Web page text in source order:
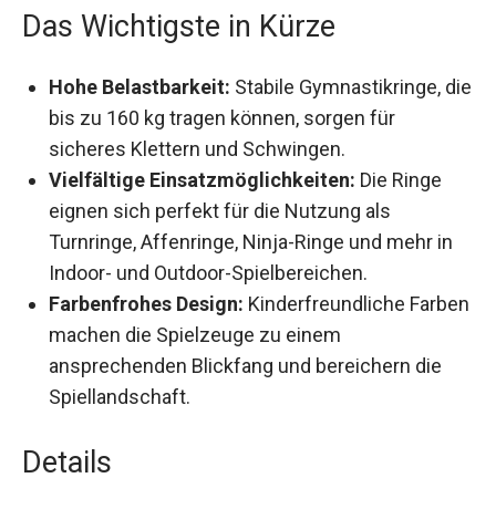
Das Wichtigste in Kürze
Hohe Belastbarkeit: Stabile Gymnastikringe,
die bis zu 160 kg tragen können, sorgen für
sicheres Klettern und Schwingen.
Vielfältige Einsatzmöglichkeiten: Die Ringe
eignen sich perfekt für die Nutzung als
Turnringe, Affenringe, Ninja-Ringe und mehr in
Indoor- und Outdoor-Spielbereichen.
Farbenfrohes Design: Kinderfreundliche
Farben machen die Spielzeuge zu einem
ansprechenden Blickfang und bereichern die
Spiellandschaft.
Details